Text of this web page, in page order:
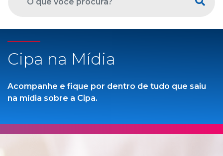
Cipa na Mídia
Acompanhe e fique por dentro de tudo que saiu
na mídia sobre a Cipa.